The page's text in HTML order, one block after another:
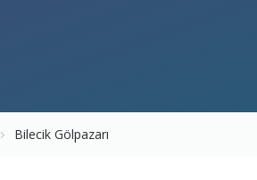
Bilecik Gölpazarı